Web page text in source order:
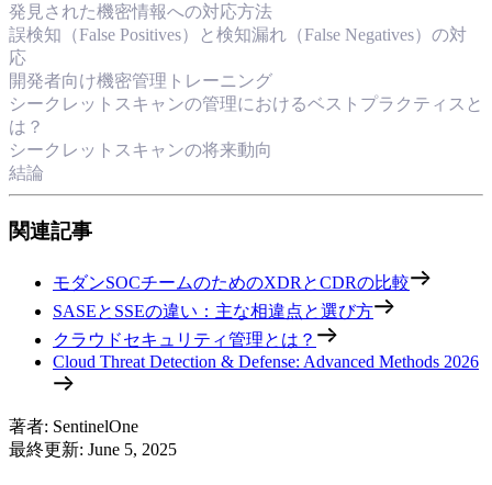
発見された機密情報への対応方法
誤検知（False Positives）と検知漏れ（False Negatives）の対
応
開発者向け機密管理トレーニング
シークレットスキャンの管理におけるベストプラクティスと
は？
シークレットスキャンの将来動向
結論
関連記事
モダンSOCチームのためのXDRとCDRの比較
SASEとSSEの違い：主な相違点と選び方
クラウドセキュリティ管理とは？
Cloud Threat Detection & Defense: Advanced Methods 2026
著者: SentinelOne
最終更新: June 5, 2025